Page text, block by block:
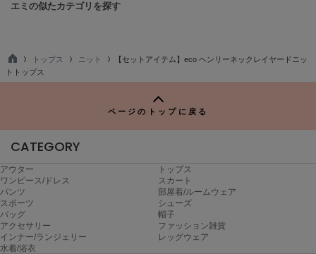
MUCHA
NEW Balance
ナイキ
NOWNS
ナウンス
null.
ヌル
エミの似たカテゴリを探す
TO
P
トップス ニット
【セットアイテム】eco ヘンリーネックレイヤードニッ
トトップス
ページのトップに戻る
CATEGORY
アウター
トップス
ワンピース/ドレス
スカート
パンツ
部屋着/ルームウェア
スポーツ
シューズ
バッグ
帽子
アクセサリー
ファッション雑貨
インナー/ランジェリー
レッグウェア
水着/浴衣